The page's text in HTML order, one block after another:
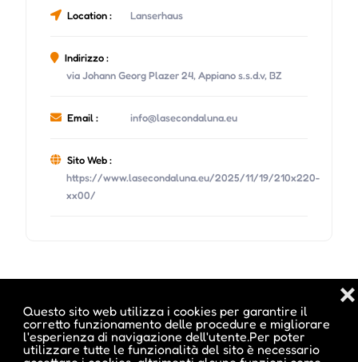
Questo sito web utilizza i cookies per garantire il
corretto funzionamento delle procedure e migliorare
l'esperienza di navigazione dell'utente.Per poter
utilizzare tutte le funzionalità del sito è necessario
❌
Location : Lanserhaus
Indirizzo :
via Johann Georg Plazer 24, Appiano s.s.d.v, BZ
Email : info@lasecondaluna.eu
Sito Web :
https://www.lasecondaluna.eu/2025/11/19/210x220-
xx00/